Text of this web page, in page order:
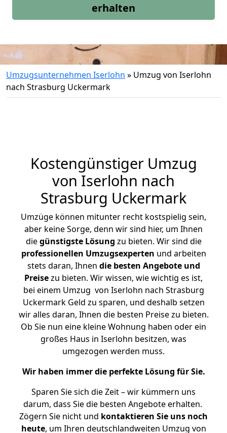
erhalten
Umzugsunternehmen Iserlohn » Umzug von Iserlohn
nach Strasburg Uckermark
Kostengünstiger Umzug
von Iserlohn nach
Strasburg Uckermark
Umzüge können mitunter recht kostspielig sein,
aber keine Sorge, denn wir sind hier, um Ihnen
diegünstigste Lösung zu bieten. Wir sind die
professionellen Umzugsexperten und arbeiten
stets daran, Ihnen die besten Angebote und
Preisezu bieten. Wir wissen, wie wichtig es ist,
bei einem Umzug von Iserlohn nach Strasburg
Uckermark Geld zu sparen, und deshalb setzen
wir alles daran, Ihnen die besten Preise zu bieten.
Ob Sie nun eine kleine Wohnung haben oder ein
großes Haus in Iserlohn besitzen, was
umgezogen werden muss.
Wir haben immer die perfekte Lösung für Sie.
Sparen Sie sich die Zeit – wir kümmern uns
darum, dass Sie die besten Angebote erhalten.
Zögern Sie nicht und kontaktieren Sie uns noch
heute, um Ihren deutschlandweiten Umzug von